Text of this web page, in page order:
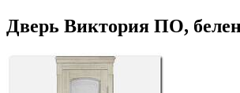
Дверь Виктория ПО,